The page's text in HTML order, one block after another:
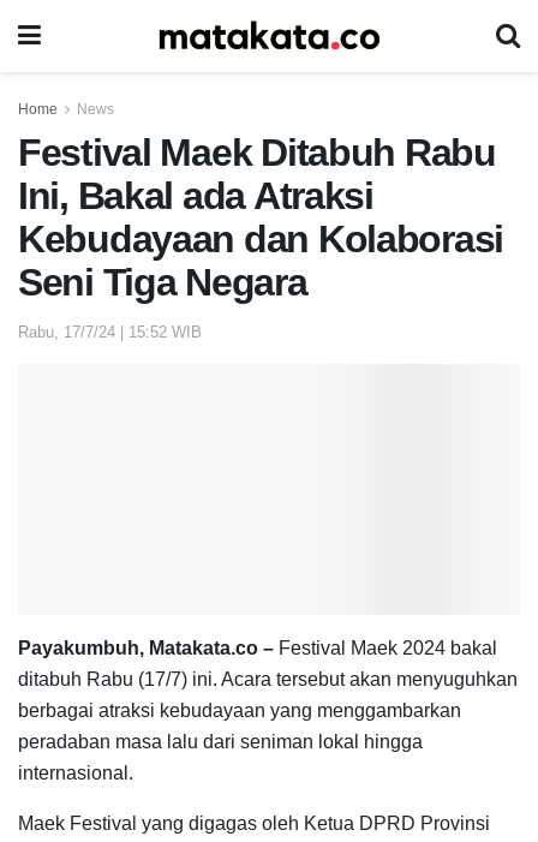
Home News
Festival Maek Ditabuh Rabu
Ini, Bakal ada Atraksi
Kebudayaan dan Kolaborasi
Seni Tiga Negara
Rabu, 17/7/24 | 15:52 WIB
Payakumbuh, Matakata.co – Festival Maek 2024 bakal
ditabuh Rabu (17/7) ini. Acara tersebut akan menyuguhkan
berbagai atraksi kebudayaan yang menggambarkan
peradaban masa lalu dari seniman lokal hingga
internasional.
Maek Festival yang digagas oleh Ketua DPRD Provinsi